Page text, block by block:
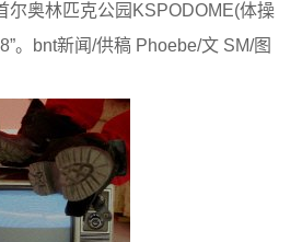
奥林匹克公园KSPODOME(体操
。bnt新闻/供稿 Phoebe/文 SM/图